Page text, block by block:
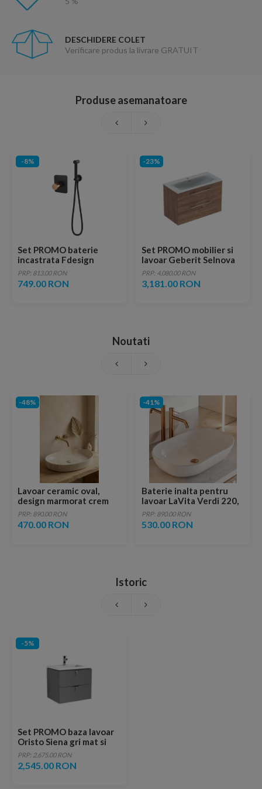
DESCHIDERE COLET
Verificare produs la livrare GRATUIT
Produse asemanatoare
-8%
Set PROMO baterie
incastrata Fdesign
Ardesia negru-rose gold
cu set de dus igienic
PRP: 813.00 RON
749.00 RON
-23%
Set PROMO mobilier si
lavoar Geberit Selnova
Square maro
100x50xH65 cm
PRP: 4,080.00 RON
3,181.00 RON
Noutati
-48%
Lavoar ceramic oval,
design marmorat crem
lucios cu vene aurii,
ventil inclus
PRP: 890.00 RON
470.00 RON
-41%
Baterie inalta pentru
lavoar LaVita Verdi 220,
fara ventil, brushed
copper
PRP: 890.00 RON
530.00 RON
Istoric
-5%
Set PROMO baza lavoar
Oristo Siena gri mat si
lavoar Beryl 60x50xH45
cm
PRP: 2,675.00 RON
2,545.00 RON